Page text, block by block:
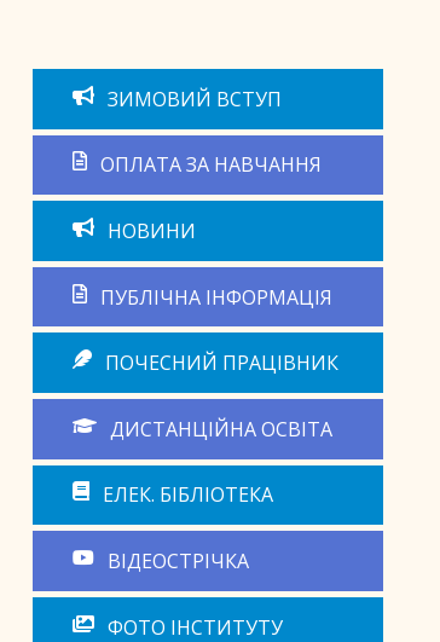
ЗИМОВИЙ ВСТУП
ОПЛАТА ЗА НАВЧАННЯ
НОВИНИ
ПУБЛІЧНА ІНФОРМАЦІЯ
ПОЧЕСНИЙ ПРАЦІВНИК
ДИСТАНЦІЙНА ОСВІТА
ЕЛЕК. БІБЛІОТЕКА
ВІДЕОСТРІЧКА
ФОТО ІНСТИТУТУ